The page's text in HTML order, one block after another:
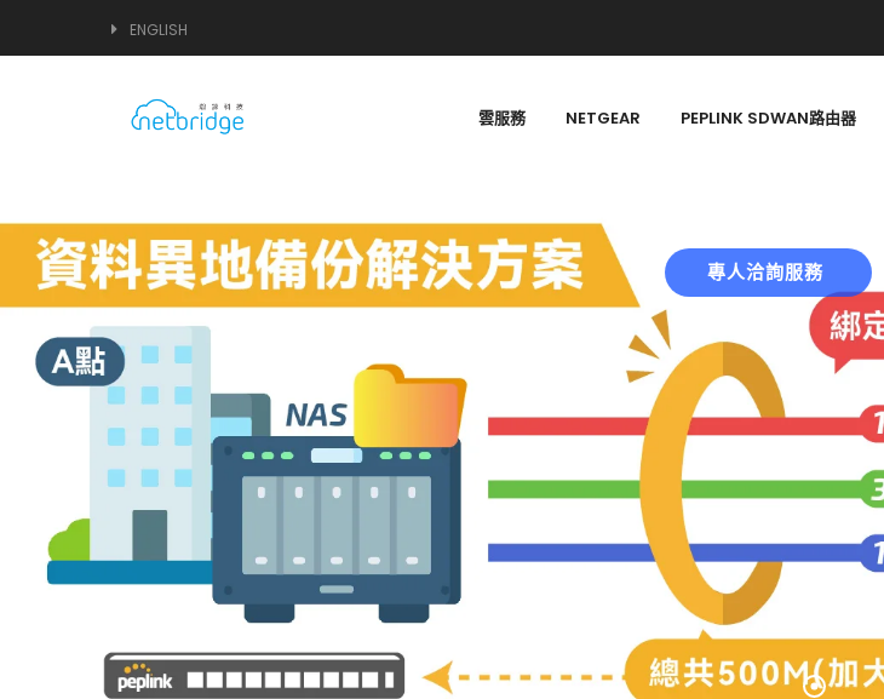
ENGLISH
雲服務 NETGEAR PEPLINK SDWAN路由器
專人洽詢服務